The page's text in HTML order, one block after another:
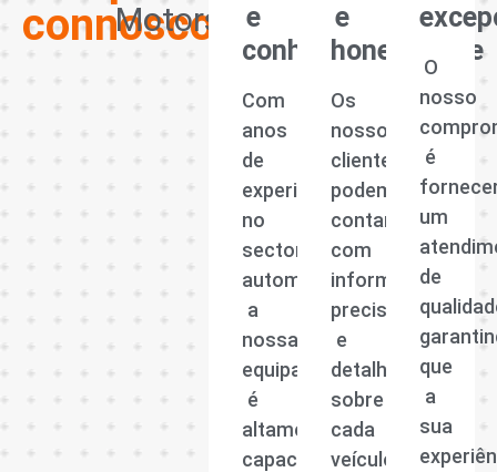
connosco?
Motors
e
conhecimento
Com
anos
de
experiência
no
sector
automóvel,
a
nossa
equipa
é
altamente
capacitada
e
honestidade
Os
nossos
clientes
podem
contar
com
informações
precisas
e
detalhadas
sobre
cada
veículo,
O
nosso
é
um
de
que
a
sua